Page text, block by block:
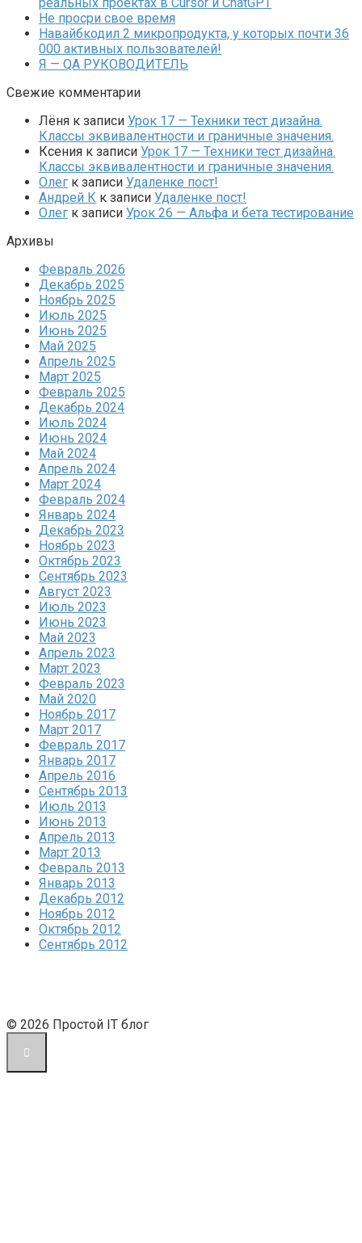
Не просри свое время
Навайбкодил 2 микропродукта, у которых почти 36
000 активных пользователей!
Я — QA РУКОВОДИТЕЛЬ
Свежие комментарии
Лёня к записи Урок 17 — Техники тест дизайна.
Классы эквивалентности и граничные значения.
Ксения к записи Урок 17 — Техники тест дизайна.
Классы эквивалентности и граничные значения.
Олег к записи Удаленке пост!
Андрей К к записи Удаленке пост!
Олег к записи Урок 26 — Альфа и бета тестирование
Архивы
Февраль 2026
Декабрь 2025
Ноябрь 2025
Июль 2025
Июнь 2025
Май 2025
Апрель 2025
Март 2025
Февраль 2025
Декабрь 2024
Июль 2024
Июнь 2024
Май 2024
Апрель 2024
Март 2024
Февраль 2024
Январь 2024
Декабрь 2023
Ноябрь 2023
Октябрь 2023
Сентябрь 2023
Август 2023
Июль 2023
Июнь 2023
Май 2023
Апрель 2023
Март 2023
Февраль 2023
Май 2020
Ноябрь 2017
Март 2017
Февраль 2017
Январь 2017
Апрель 2016
Сентябрь 2013
Июль 2013
Июнь 2013
Апрель 2013
Март 2013
Февраль 2013
Январь 2013
Декабрь 2012
Ноябрь 2012
Октябрь 2012
Сентябрь 2012
© 2026 Простой IT блог